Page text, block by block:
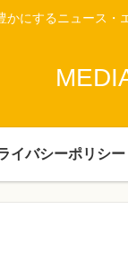
かにするニュース・
イバシーポリシー